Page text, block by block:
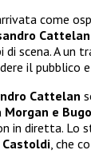
come
Cattelan
di scena. A
il pubblico
Cattelan
e
in diretta. Lo
Castoldi, che